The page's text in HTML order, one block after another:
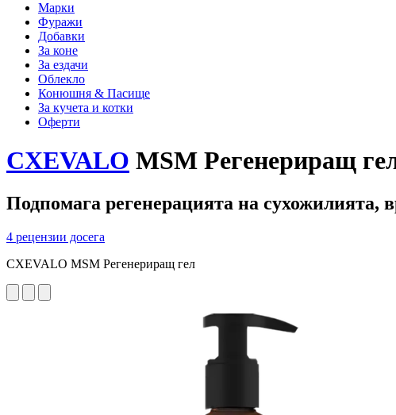
Марки
Фуражи
Добавки
За коне
За ездачи
Облекло
Конюшня & Пасище
За кучета и котки
Оферти
CXEVALO MSM Регенериращ
Подпомага регенерацията на сухожилията,
4 рецензии досега
CXEVALO MSM Регенериращ гел